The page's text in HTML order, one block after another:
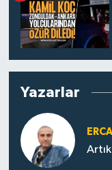
Yazarlar